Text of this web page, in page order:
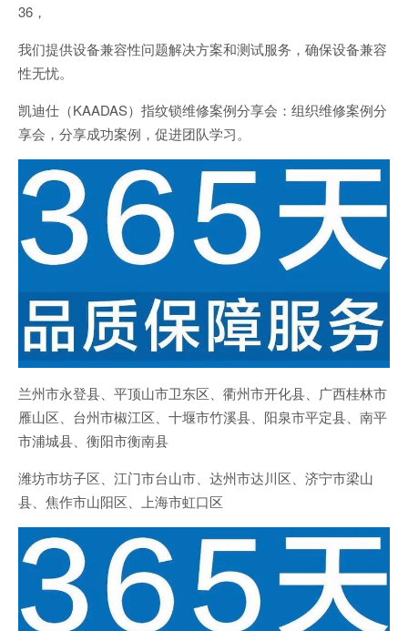
36，
我们提供设备兼容性问题解决方案和测试服务，确保设备兼容
性无忧。
凯迪仕（KAADAS）指纹锁维修案例分享会：组织维修案例分
享会，分享成功案例，促进团队学习。
兰州市永登县、平顶山市卫东区、衢州市开化县、广西桂林市
雁山区、台州市椒江区、十堰市竹溪县、阳泉市平定县、南平
市浦城县、衡阳市衡南县
潍坊市坊子区、江门市台山市、达州市达川区、济宁市梁山
县、焦作市山阳区、上海市虹口区